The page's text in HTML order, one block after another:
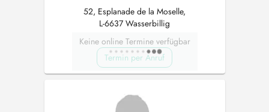
52, Esplanade de la Moselle,
L-6637 Wasserbillig
Keine online Termine verfügbar
Termin per Anruf